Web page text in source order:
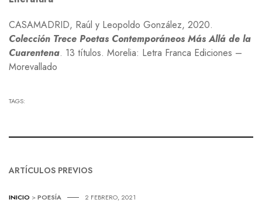
CASAMADRID, Raúl y Leopoldo González, 2020.
Colección Trece Poetas Contemporáneos Más Allá de la
Cuarentena. 13 títulos. Morelia: Letra Franca Ediciones –
Morevallado
TAGS:
ARTÍCULOS PREVIOS
INICIO >POESÍA 2 FEBRERO, 2021